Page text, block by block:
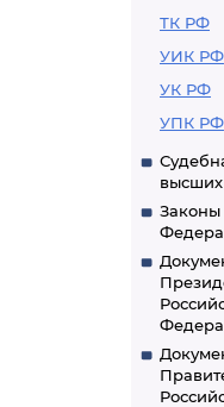
ТК РФ
УИК РФ
УК РФ
УПК РФ
Законы